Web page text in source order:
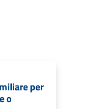
per
o